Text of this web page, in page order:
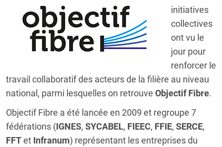
initiatives
collectives
ont vu le
jour pour
renforcer le
travail collaboratif des acteurs de la filière au niveau
national, parmi lesquelles on retrouve Objectif Fibre.
Objectif Fibre a été lancée en 2009 et regroupe 7
fédérations (IGNES, SYCABEL, FIEEC, FFIE, SERCE,
FFTet Infranum) représentant les entreprises du